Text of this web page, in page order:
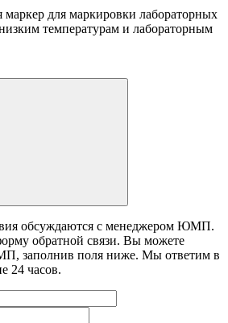
для маркировки лабораторных
температурам и лабораторным
обсуждаются с менеджером ЮМП.
обратной связи. Вы можете
заполнив поля ниже. Mы ответим в
24 часов.